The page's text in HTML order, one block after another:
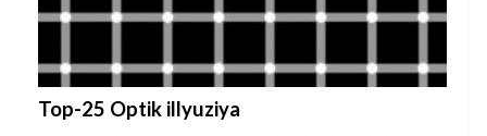
Top-25 Optik illyuziya